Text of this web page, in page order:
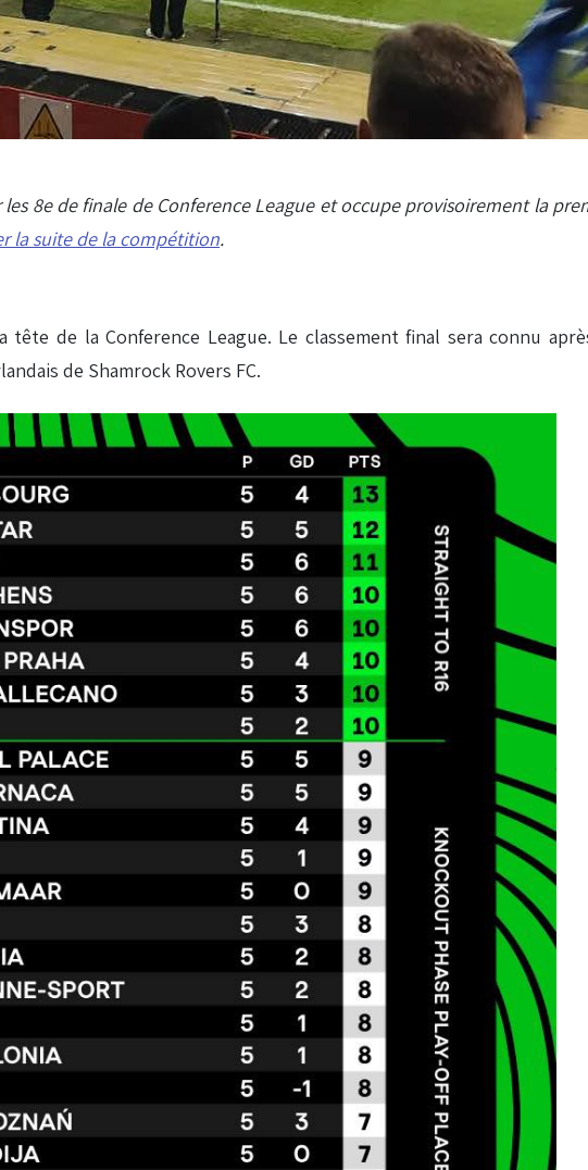
8e de finale de Conference League et occupe provisoirement la
la suite de la compétition.
de la Conference League. Le classement final sera connu
de Shamrock Rovers FC.